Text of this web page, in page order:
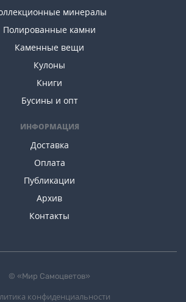
минералы
Полированные камни
Каменные вещи
Кулоны
Книги
Бусины и опт
ИНФОРМАЦИЯ
Доставка
Оплата
Публикации
Архив
Контакты
© «Мир Самоцветов»
конфиденциальности